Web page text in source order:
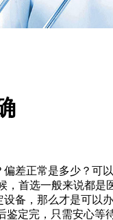
差正常是多少？可
首选一般来说都
备，那么才是可以
定完，只需安心等